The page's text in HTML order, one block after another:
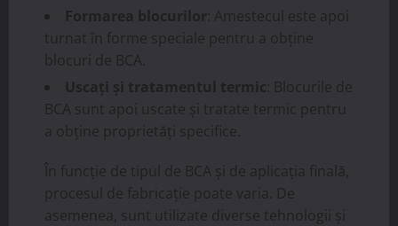
Formarea blocurilor : Amestecul este apoi
turnat în forme speciale pentru a obține
blocuri de BCA.
Uscați și tratamentul termic : Blocurile de
BCA sunt apoi uscate și tratate termic pentru
a obține proprietăți specifice.
În funcție de tipul de BCA și de aplicația finală,
procesul de fabricație poate varia. De
asemenea, sunt utilizate diverse tehnologii și